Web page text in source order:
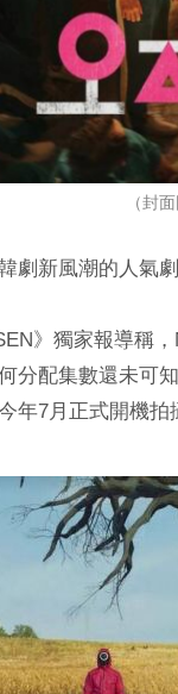
（封
劇新風潮的人氣
》獨家報導稱
分配集數還未可
年7月正式開機